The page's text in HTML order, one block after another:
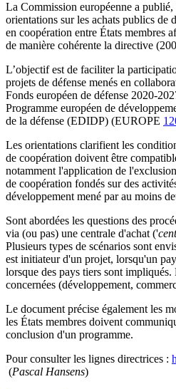
La Commission européenne a
orientations sur les achats publics de
en coopération entre États membres
de manière cohérente la directive
L’objectif est de faciliter la
projets de défense menés en
Fonds européen de défense 2020-
Programme européen de
de la défense (EDIDP) (EUROPE
Les orientations clarifient les
de coopération doivent être
notamment l'application de
de coopération fondés sur des
développement mené par au moins
Sont abordées les questions des
via (ou pas) une centrale d'achat ('
Plusieurs types de scénarios sont
est initiateur d'un projet, lorsqu'un
lorsque des pays tiers sont impliqués.
concernées (développement,
Le document précise également les
les États membres doivent
conclusion d'un programme.
Pour consulter les lignes directrices :
(Pascal Hansens)